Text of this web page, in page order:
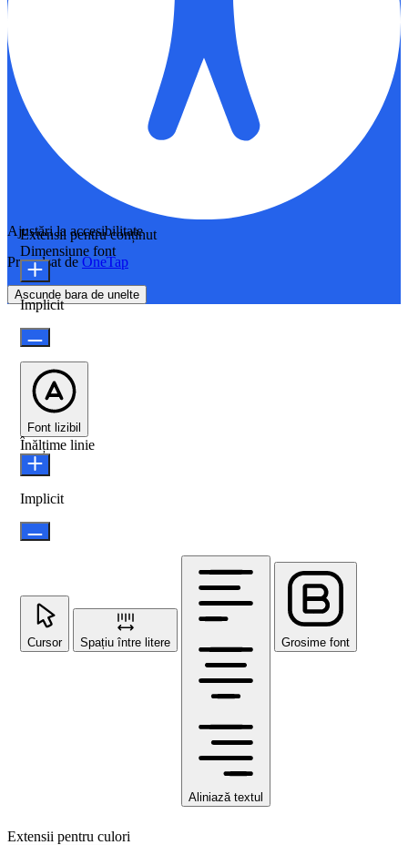
Ajustări la accesibilitate
Propulsat de OneTap
Ascunde bara de unelte
Extensii pentru conținut
Dimensiune font
Implicit
Font lizibil
Înălțime linie
Implicit
Cursor Spațiu între litere
Aliniază textul
Grosime font
Extensii pentru culori